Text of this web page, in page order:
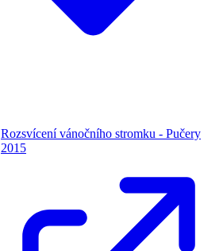
Rozsvícení vánočního stromku - Pučery
2015